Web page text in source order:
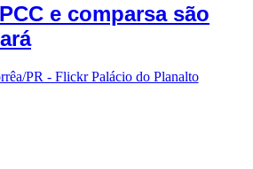
e comparsa são